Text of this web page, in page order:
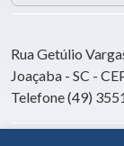
Rua Getúlio
Joaçaba - SC -
Telefone (49)